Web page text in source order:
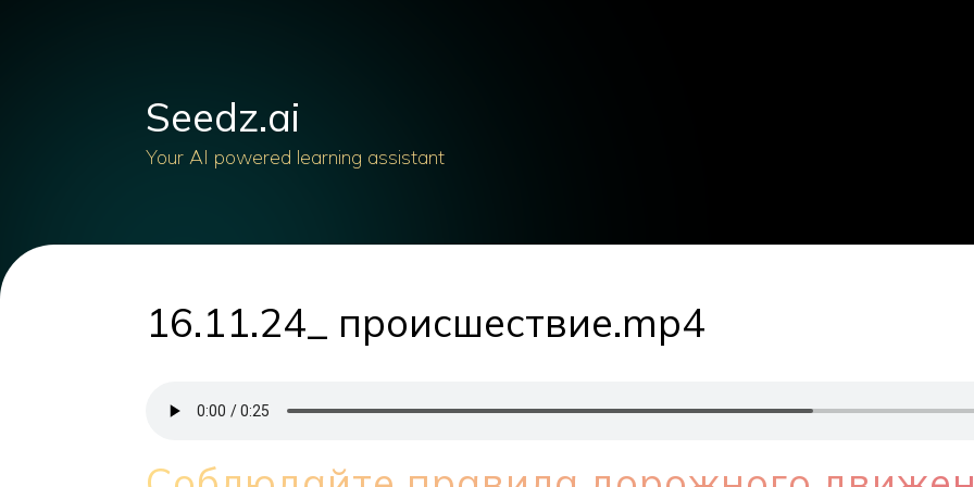
Seedz.ai
Your AI powered learning assistant
16.11.24_ происшествие.mp4